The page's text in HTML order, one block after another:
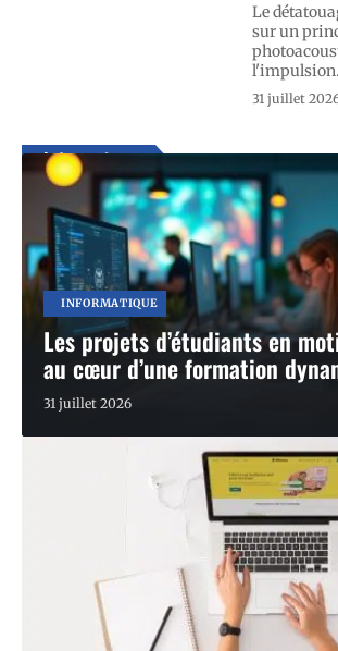
Le
sur un
l'impulsion
31 juillet
Informatique
INFORMATIQUE
Les projets d’étudiants en
au cœur d’une formation
31 juillet 2026